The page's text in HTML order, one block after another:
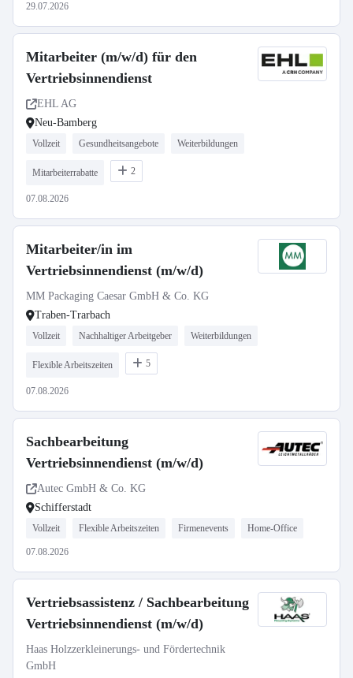
29.07.2026
Mitarbeiter (m/w/d) für den
Vertriebsinnendienst
EHL AG
Neu-Bamberg
Vollzeit Gesundheitsangebote Weiterbildungen
Mitarbeiterrabatte 2
07.08.2026
Mitarbeiter/in im
Vertriebsinnendienst (m/w/d)
MM Packaging Caesar GmbH & Co. KG
Traben-Trarbach
Vollzeit Nachhaltiger Arbeitgeber Weiterbildungen
Flexible Arbeitszeiten 5
07.08.2026
Sachbearbeitung
Vertriebsinnendienst (m/w/d)
Autec GmbH & Co. KG
Schifferstadt
Vollzeit Flexible Arbeitszeiten Firmenevents Home-Office
07.08.2026
Vertriebsassistenz / Sachbearbeitung
Vertriebsinnendienst (m/w/d)
Haas Holzzerkleinerungs- und Fördertechnik
GmbH